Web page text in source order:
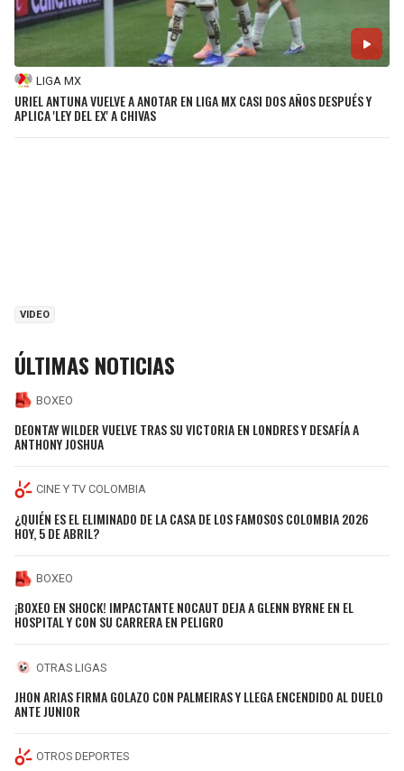
LIGA MX
URIEL ANTUNA VUELVE A ANOTAR EN LIGA MX CASI DOS AÑOS DESPUÉS Y
APLICA 'LEY DEL EX' A CHIVAS
VIDEO
ÚLTIMAS NOTICIAS
BOXEO
DEONTAY WILDER VUELVE TRAS SU VICTORIA EN LONDRES Y DESAFÍA A
ANTHONY JOSHUA
CINE Y TV COLOMBIA
¿QUIÉN ES EL ELIMINADO DE LA CASA DE LOS FAMOSOS COLOMBIA 2026
HOY, 5 DE ABRIL?
BOXEO
¡BOXEO EN SHOCK! IMPACTANTE NOCAUT DEJA A GLENN BYRNE EN EL
HOSPITAL Y CON SU CARRERA EN PELIGRO
OTRAS LIGAS
JHON ARIAS FIRMA GOLAZO CON PALMEIRAS Y LLEGA ENCENDIDO AL DUELO
ANTE JUNIOR
OTROS DEPORTES